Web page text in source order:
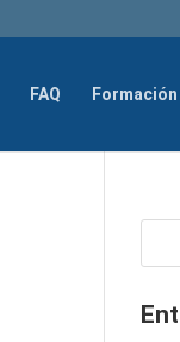
FAQ Formación